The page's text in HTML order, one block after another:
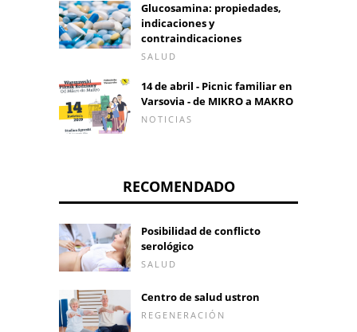
Glucosamina: propiedades,
indicaciones y
contraindicaciones
SALUD
14 de abril - Picnic familiar en
Varsovia - de MIKRO a MAKRO
NOTICIAS
RECOMENDADO
Posibilidad de conflicto
serológico
SALUD
Centro de salud ustron
REGENERACIÓN